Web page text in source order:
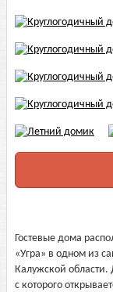
Гостевые дома
«Угра» в одном из
Калужской области.
с которого